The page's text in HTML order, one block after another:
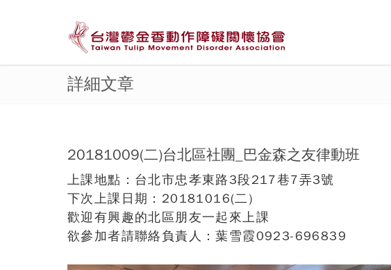
詳細文章
20181009(二)台北區社團_巴金森之友律動班
上課地點：台北市忠孝東路3段217巷7弄3號
下次上課日期：20181016(二)
歡迎有興趣的北區朋友一起來上課
欲參加者請聯絡負責人：葉雪霞0923-696839